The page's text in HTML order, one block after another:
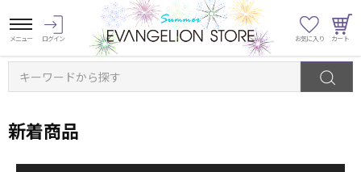
キーワードから探す
新着商品